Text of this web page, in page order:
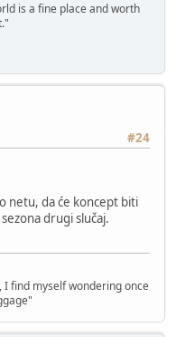
is a fine place and worth
#24
netu, da će koncept biti
drugi slučaj.
find myself wondering once